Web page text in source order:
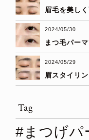
眉毛を美し
2024/05/30
まつ毛パー
2024/05/29
眉スタイリ
Tag
#まつげパ